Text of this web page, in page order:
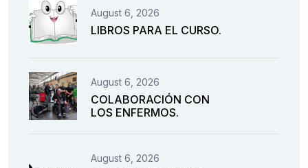
August 6, 2026
LIBROS PARA EL CURSO.
August 6, 2026
COLABORACIÓN CON
LOS ENFERMOS.
August 6, 2026